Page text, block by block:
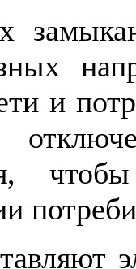
и